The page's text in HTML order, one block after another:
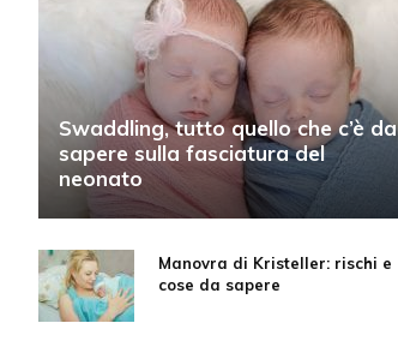
Swaddling, tutto quello che c’è da
sapere sulla fasciatura del
neonato
Manovra di Kristeller: rischi e
cose da sapere